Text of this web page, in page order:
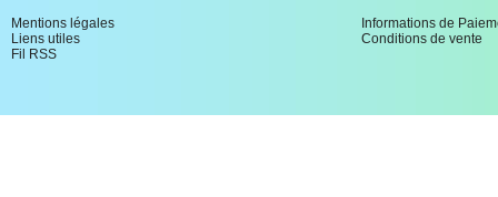
Mentions légales
Liens utiles
Fil RSS
Informations de
Conditions de vente